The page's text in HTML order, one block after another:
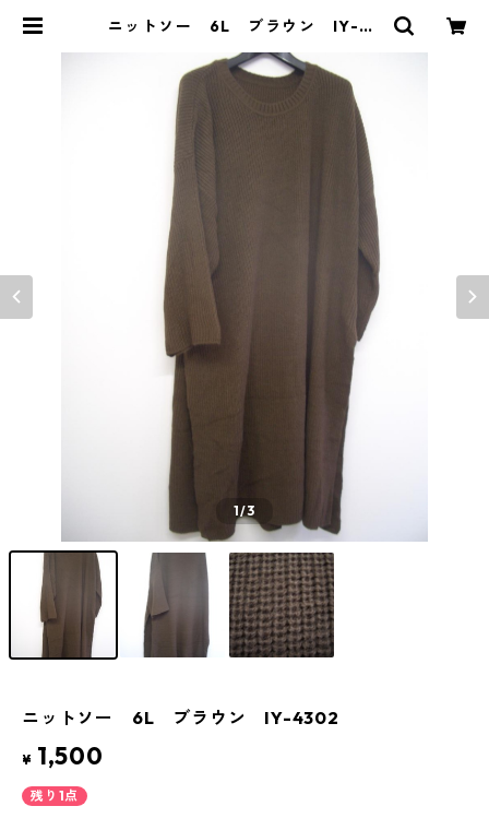
ニットソー 6L ブラウン IY-43
1/3
ニットソー 6L ブラウン IY-4302
¥ 1,500
残り1点